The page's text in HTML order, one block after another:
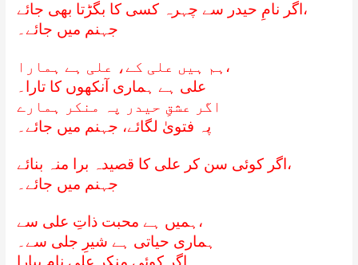
اگر نامِ حیدر سے چہرہ کسی کا بگڑتا بھی جائے،
جہنم میں جائے۔
ہم ہیں علی کے، علی ہے ہمارا،
علی ہے ہماری آنکھوں کا تارا۔
اگر عشقِ حیدر پہ منکر ہمارے
پہ فتویٰ لگائے، جہنم میں جائے۔
اگر کوئی سن کر علی کا قصیدہ برا منہ بنائے،
جہنم میں جائے۔
ہمیں ہے محبت ذاتِ علی سے،
ہماری حیاتی ہے شیرِ جلی سے۔
اگر کوئی منکر علی نام پیارا